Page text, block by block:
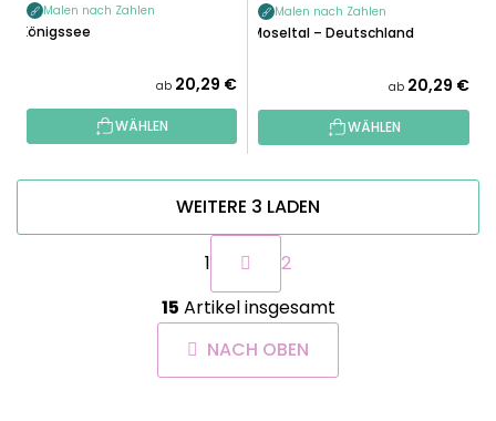
Malen nach Zahlen
Königssee
ab 20,29 €
WÄHLEN
Malen nach Zahlen
Moseltal – Deutschland
ab 20,29 €
WÄHLEN
S
t
e
u
e
WEITERE 3 LADEN
P
a
g
i
n
i
e
1
2
15 Artikel insgesamt
NACH OBEN